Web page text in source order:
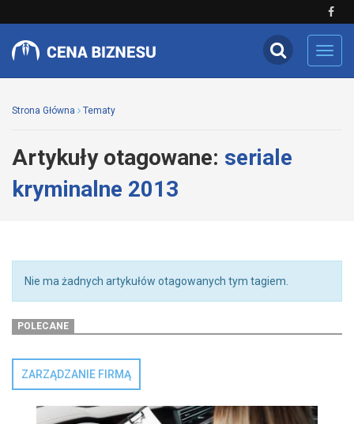
Strona Główna Tematy
Artykuły otagowane: seriale
kryminalne 2013
Nie ma żadnych artykułów otagowanych tym tagiem.
POLECANE
ZARZĄDZANIE FIRMĄ